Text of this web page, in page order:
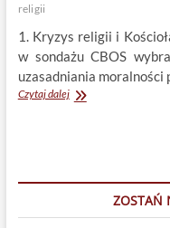
religii
1. Kryzys religii i
w sondażu CBOS
uzasadniania
Czytaj dalejKościół
ZOSTAŃ